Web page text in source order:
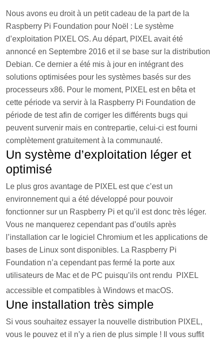
Nous avons eu droit à un petit cadeau de la part de la
Raspberry Pi Foundation pour Noël : Le système
d’exploitation PIXEL OS. Au départ, PIXEL avait été
annoncé en Septembre 2016 et il se base sur la distribution
Debian. Ce dernier a été mis à jour en intégrant des
solutions optimisées pour les systèmes basés sur des
processeurs x86. Pour le moment, PIXEL est en bêta et
cette période va servir à la Raspberry Pi Foundation de
période de test afin de corriger les différents bugs qui
peuvent survenir mais en contrepartie, celui-ci est fourni
complètement gratuitement à la communauté.
Un système d’exploitation léger et
optimisé
Le plus gros avantage de PIXEL est que c’est un
environnement qui a été développé pour pouvoir
fonctionner sur un Raspberry Pi et qu’il est donc très léger.
Vous ne manquerez cependant pas d’outils après
l’installation car le logiciel Chromium et les applications de
bases de Linux sont disponibles. La Raspberry Pi
Foundation n’a cependant pas fermé la porte aux
utilisateurs de Mac et de PC puisqu’ils ont rendu
PIXEL
accessible et compatibles à Windows et macOS.
Une installation très simple
Si vous souhaitez essayer la nouvelle distribution PIXEL,
vous le pouvez et il n’y a rien de plus simple ! Il vous suffit